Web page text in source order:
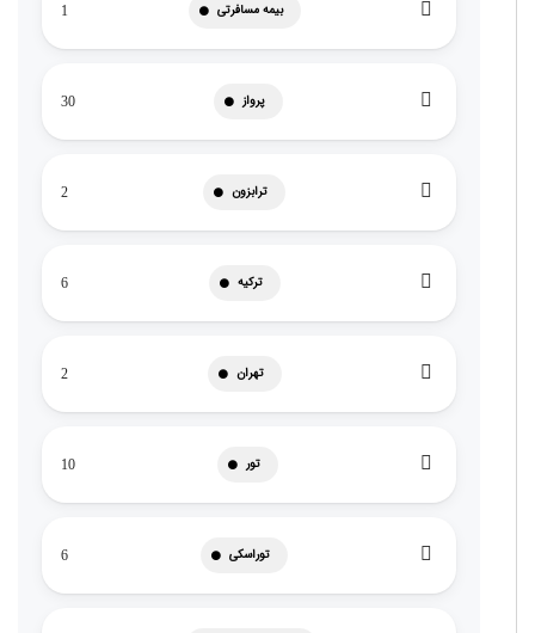
بیمه مسافرتی 1
پرواز 30
ترابزون 2
ترکیه 6
تهران 2
تور 10
توراسکی 6